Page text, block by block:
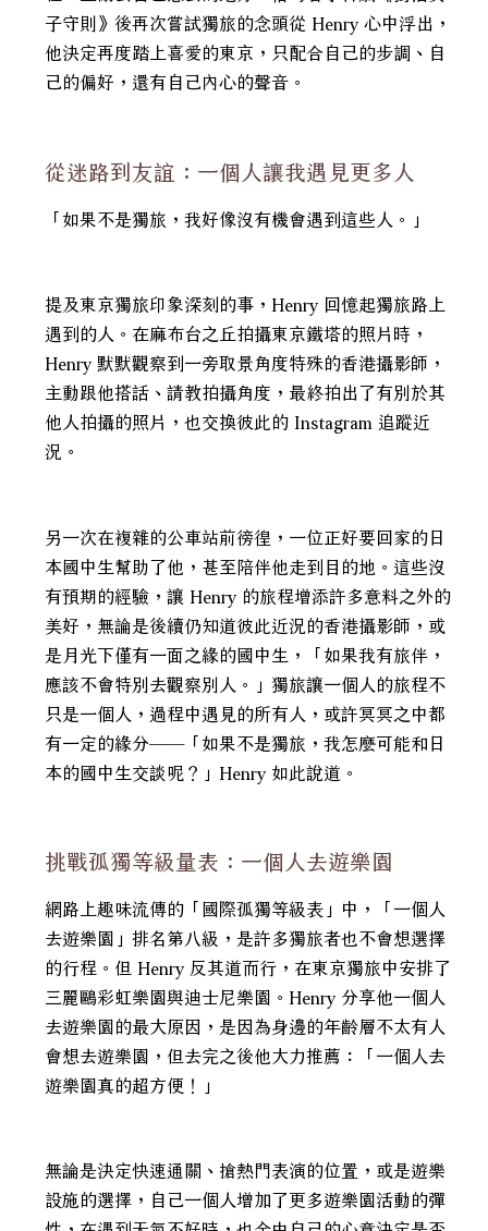
子守則》後再次嘗試獨旅的念頭從 Henry 心中浮出，
他決定再度踏上喜愛的東京，只配合自己的步調、自
己的偏好，還有自己內心的聲音。
從迷路到友誼：一個人讓我遇見更多人
「如果不是獨旅，我好像沒有機會遇到這些人。」
提及東京獨旅印象深刻的事，Henry 回憶起獨旅路上
遇到的人。在麻布台之丘拍攝東京鐵塔的照片時，
Henry 默默觀察到一旁取景角度特殊的香港攝影師，
主動跟他搭話、請教拍攝角度，最終拍出了有別於其
他人拍攝的照片，也交換彼此的 Instagram 追蹤近
況。
另一次在複雜的公車站前徬徨，一位正好要回家的日
本國中生幫助了他，甚至陪伴他走到目的地。這些沒
有預期的經驗，讓 Henry 的旅程增添許多意料之外的
美好，無論是後續仍知道彼此近況的香港攝影師，或
是月光下僅有一面之緣的國中生，「如果我有旅伴，
應該不會特別去觀察別人。」獨旅讓一個人的旅程不
只是一個人，過程中遇見的所有人，或許冥冥之中都
有一定的緣分——「如果不是獨旅，我怎麼可能和日
本的國中生交談呢？」Henry 如此說道。
挑戰孤獨等級量表：一個人去遊樂園
網路上趣味流傳的「國際孤獨等級表」中，「一個人
去遊樂園」排名第八級，是許多獨旅者也不會想選擇
的行程。但 Henry 反其道而行，在東京獨旅中安排了
三麗鷗彩虹樂園與迪士尼樂園。Henry 分享他一個人
去遊樂園的最大原因，是因為身邊的年齡層不太有人
會想去遊樂園，但去完之後他大力推薦：「一個人去
遊樂園真的超方便！」
無論是決定快速通關、搶熱門表演的位置，或是遊樂
設施的選擇，自己一個人增加了更多遊樂園活動的彈